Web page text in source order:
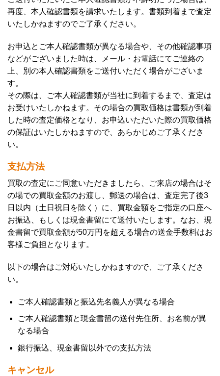
再度、本人確認書類を請求いたします。書類到着まで査定
いたしかねますのでご了承ください。
お申込とご本人確認書類が異なる場合や、その他確認事項
などがございました時は、メール・お電話にてご連絡の
上、別の本人確認書類をご送付いただく場合がございま
す。
その際は、ご本人確認書類が当社に到着するまで、査定は
お受けいたしかねます。その場合の買取価格は書類が到着
した時の査定価格となり、お申込いただいた際の買取価格
の保証はいたしかねますので、あらかじめご了承くださ
い。
支払方法
買取の査定にご同意いただきましたら、ご来店の場合はそ
の場での買取金額のお渡し、郵送の場合は、査定完了後3
日以内（土日祝日を除く）に、買取金額をご指定の口座へ
お振込、もしくは現金書留にて送付いたします。なお、現
金書留で買取金額が50万円を超える場合の送金手数料はお
客様ご負担となります。
以下の場合はご対応いたしかねますので、ご了承くださ
い。
ご本人確認書類と振込先名義人が異なる場合
ご本人確認書類と現金書留の送付先住所、お名前が異
なる場合
銀行振込、現金書留以外での支払方法
キャンセル